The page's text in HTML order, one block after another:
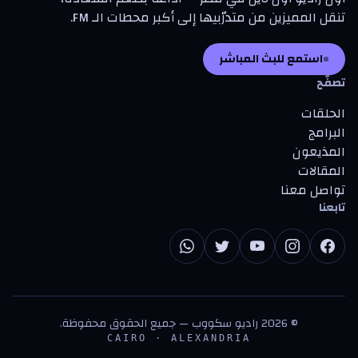
تنقل المميزين من متدرّبيها إلى أكبر محطات الـ FM.
استمع للبث المباشر
تصفّح
الحلقات
البرامج
المذيعون
المقالات
تواصل معنا
تابعنا
©
2026راديو سكووب — جميع الحقوق محفوظة.
CAIRO · ALEXANDRIA